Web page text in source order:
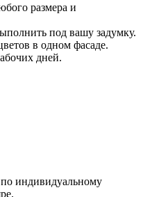
размера и
под вашу задумку.
в одном фасаде.
дней.
индивидуальному